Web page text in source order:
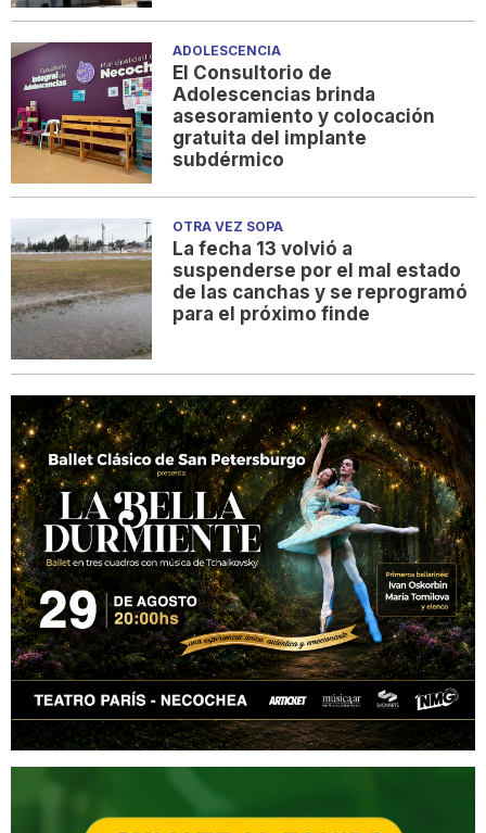
ADOLESCENCIA
El Consultorio de
Adolescencias brinda
asesoramiento y colocación
gratuita del implante
subdérmico
OTRA VEZ SOPA
La fecha 13 volvió a
suspenderse por el mal estado
de las canchas y se reprogramó
para el próximo finde